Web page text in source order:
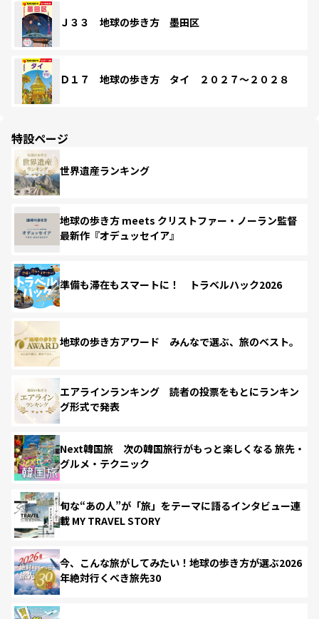
Ｊ３３ 地球の歩き方 墨田区
Ｄ１７ 地球の歩き方 タイ ２０２７～２０２８
特設ページ
世界遺産ランキング
地球の歩き方 meets クリストファー・ノーラン監督
最新作『オデュッセイア』
準備も滞在もスマートに！ トラベルハック2026
地球の歩き方アワード みんなで選ぶ、旅のベスト。
エアラインランキング 読者の投票をもとにランキン
グ形式で発表
Next韓国旅 次の韓国旅行がもっと楽しくなる 旅先・
グルメ・テクニック
旬な“あの人”が「旅」をテーマに語るインタビュー連
載 MY TRAVEL STORY
今、こんな旅がしてみたい！地球の歩き方が選ぶ2026
年絶対行くべき旅先30